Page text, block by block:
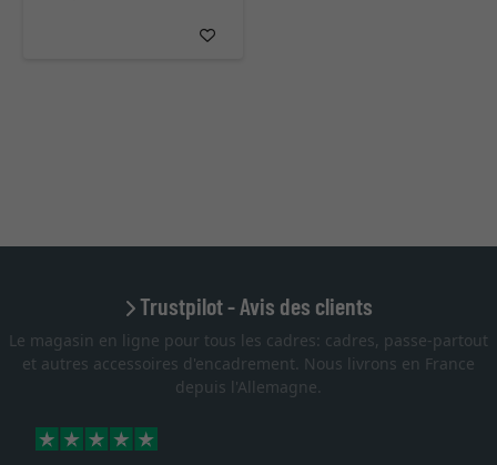
Trustpilot - Avis des clients
Le magasin en ligne pour tous les cadres: cadres, passe-partout
et autres accessoires d'encadrement. Nous livrons en France
depuis l'Allemagne.